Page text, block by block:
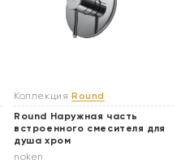
Коллекция Round
Round Наружная часть
встроенного смесителя для
душа хром
noken